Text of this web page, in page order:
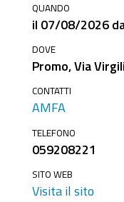
preparatorio-
allesame-
per-
agenti-
rappresentanti-
di-
commercio
Corso
Agenti
QUANDO
il 07/08/2026
DOVE
Promo, Via
CONTATTI
AMFA
TELEFONO
059208221
SITO WEB
Visita il sito